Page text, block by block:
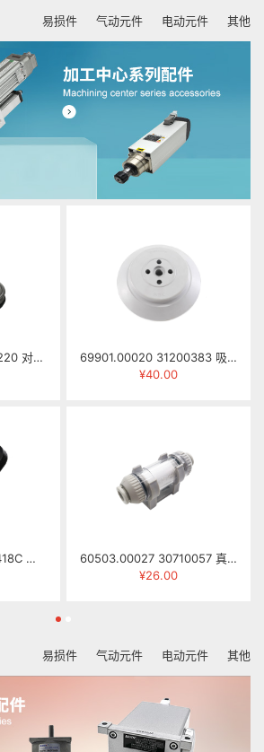
易损件 气动元件 电动元件 其他
51617.00007 82250220 对刀仪 SY-68
69901.00020 31200383 吸盘(HS) ZXP050A
¥40.00
30203.00885 F140418C 伸缩防尘罩(SCM主轴) NCG2512-0418B
60503.00027 30710057 真空过滤器 ZFC200-08B
¥26.00
易损件 气动元件 电动元件 其他